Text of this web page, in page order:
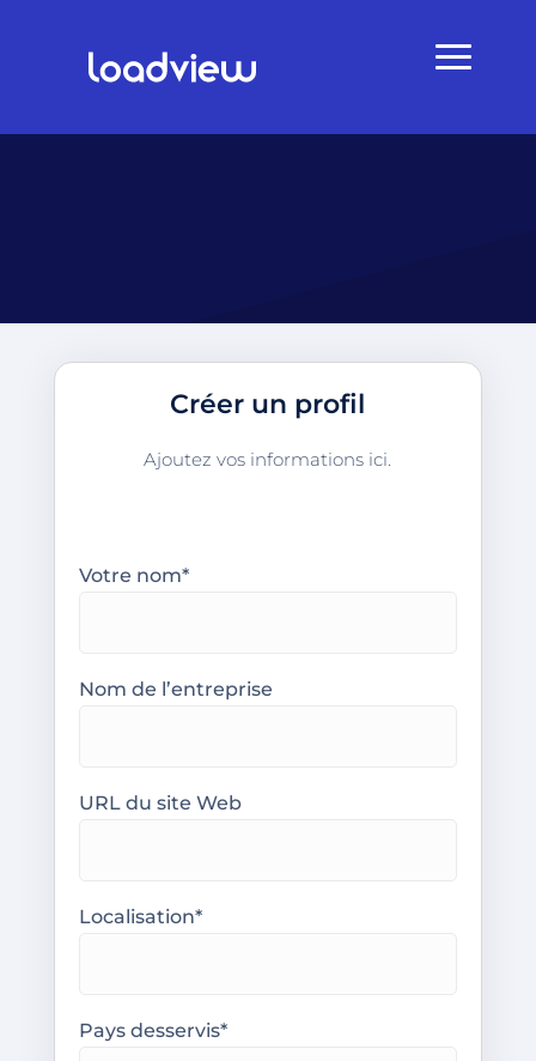
Créer un profil
Ajoutez vos informations ici.
Votre nom*
Nom de l’entreprise
URL du site Web
Localisation*
Pays desservis*